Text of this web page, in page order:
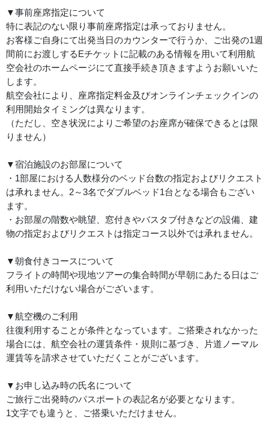
▼事前座席指定について
特に表記のない限り事前座席指定は承っておりません。
お客様ご自身にて出発当日のカウンターで行うか、ご出発の1週
間前にお渡しするEチケットに記載のある情報を用いて利用航
空会社のホームページにて直接手続き頂きますようお願いいた
します。
航空会社により、座席指定料金及びオンラインチェックインの
利用開始タイミングは異なります。
（ただし、空き状況によりご希望のお座席が確保できるとは限
りません）
▼宿泊施設のお部屋について
・1部屋における人数様分のベッド台数の指定およびリクエスト
は承れません。2～3名でダブルベッド1台となる場合もござい
ます。
・お部屋の階数や眺望、窓付きやバスタブ付きなどの設備、建
物の指定およびリクエストは指定コース以外では承れません。
▼朝食付きコースについて
フライトの時間や現地ツアーの集合時間が早朝にあたる日はご
利用いただけない場合がございます。
▼航空機のご利用
往復利用することが条件となっています。ご搭乗されなかった
場合には、航空会社の運賃条件・規則に基づき、片道ノーマル
運賃等を請求させていただくことがございます。
▼お申し込み時の氏名について
ご旅行ご出発時のパスポートの表記名が必要となります。
1文字でも違うと、ご搭乗いただけません。